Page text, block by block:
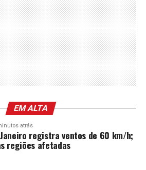
EM ALTA
atrás
registra ventos de 60 km/h;
regiões afetadas